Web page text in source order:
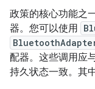
政策的核心功能之
器。您可以使用
配器。这些调用应
持久状态一致。其